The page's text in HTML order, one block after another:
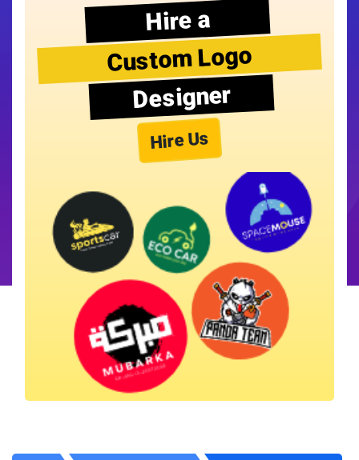
Hire a
Custom Logo
Designer
Hire Us